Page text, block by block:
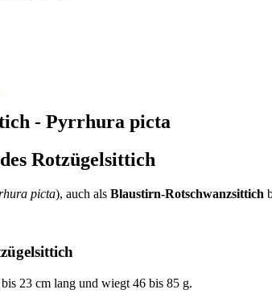
- Pyrrhura picta
Rotzügelsittich
picta), auch als Blaustirn-Rotschwanzsittich
23 cm lang und wiegt 46 bis 85 g.